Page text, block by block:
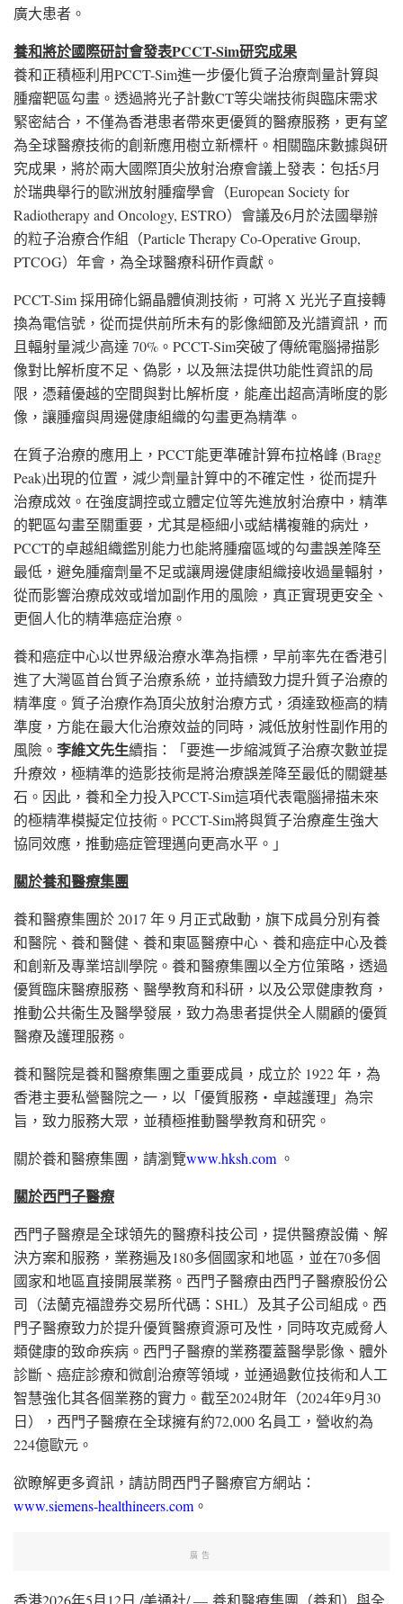
廣大患者。
養和將於國際研討會發表PCCT-Sim研究成果
養和正積極利用PCCT-Sim進一步優化質子治療劑量計算與
腫瘤靶區勾畫。透過將光子計數CT等尖端技術與臨床需求
緊密結合，不僅為香港患者帶來更優質的醫療服務，更有望
為全球醫療技術的創新應用樹立新標杆。相關臨床數據與研
究成果，將於兩大國際頂尖放射治療會議上發表：包括5月
於瑞典舉行的歐洲放射腫瘤學會（European Society for
Radiotherapy and Oncology, ESTRO）會議及6月於法國舉辦
的粒子治療合作組（Particle Therapy Co-Operative Group,
PTCOG）年會，為全球醫療科研作貢獻。
PCCT-Sim 採用碲化鎘晶體偵測技術，可將 X 光光子直接轉
換為電信號，從而提供前所未有的影像細節及光譜資訊，而
且輻射量減少高達 70%。PCCT-Sim突破了傳統電腦掃描影
像對比解析度不足、偽影，以及無法提供功能性資訊的局
限，憑藉優越的空間與對比解析度，能產出超高清晰度的影
像，讓腫瘤與周邊健康組織的勾畫更為精準。
在質子治療的應用上，PCCT能更準確計算布拉格峰 (Bragg
Peak)出現的位置，減少劑量計算中的不確定性，從而提升
治療成效。在強度調控或立體定位等先進放射治療中，精準
的靶區勾畫至關重要，尤其是極細小或結構複雜的病灶，
PCCT的卓越組織鑑別能力也能將腫瘤區域的勾畫誤差降至
最低，避免腫瘤劑量不足或讓周邊健康組織接收過量輻射，
從而影響治療成效或增加副作用的風險，真正實現更安全、
更個人化的精準癌症治療。
養和癌症中心以世界級治療水準為指標，早前率先在香港引
進了大灣區首台質子治療系統，並持續致力提升質子治療的
精準度。質子治療作為頂尖放射治療方式，須達致極高的精
準度，方能在最大化治療效益的同時，減低放射性副作用的
風險。 李維文先生續指：「要進一步縮減質子治療次數並提
升療效，極精準的造影技術是將治療誤差降至最低的關鍵基
石。因此，養和全力投入PCCT-Sim這項代表電腦掃描未來
的極精準模擬定位技術。PCCT-Sim將與質子治療產生強大
協同效應，推動癌症管理邁向更高水平。」
關於養和醫療集團
養和醫療集團於 2017 年 9 月正式啟動，旗下成員分別有養
和醫院、養和醫健、養和東區醫療中心、養和癌症中心及養
和創新及專業培訓學院。養和醫療集團以全方位策略，透過
優質臨床醫療服務、醫學教育和科研，以及公眾健康教育，
推動公共衞生及醫學發展，致力為患者提供全人關顧的優質
醫療及護理服務。
養和醫院是養和醫療集團之重要成員，成立於 1922 年，為
香港主要私營醫院之一，以「優質服務‧卓越護理」為宗
旨，致力服務大眾，並積極推動醫學教育和研究。
關於養和醫療集團，請瀏覽www.hksh.com 。
關於西門子醫療
西門子醫療是全球領先的醫療科技公司，提供醫療設備、解
決方案和服務，業務遍及180多個國家和地區，並在70多個
國家和地區直接開展業務。西門子醫療由西門子醫療股份公
司（法蘭克福證券交易所代碼：SHL）及其子公司組成。西
門子醫療致力於提升優質醫療資源可及性，同時攻克威脅人
類健康的致命疾病。西門子醫療的業務覆蓋醫學影像、體外
診斷、癌症診療和微創治療等領域，並通過數位技術和人工
智慧強化其各個業務的實力。截至2024財年（2024年9月30
日），西門子醫療在全球擁有約72,000 名員工，營收約為
224億歐元。
欲瞭解更多資訊，請訪問西門子醫療官方網站：
www.siemens-healthineers.com 。
廣告
香港2026年5月12日 /美通社/ — 養和醫療集團（養和）與全